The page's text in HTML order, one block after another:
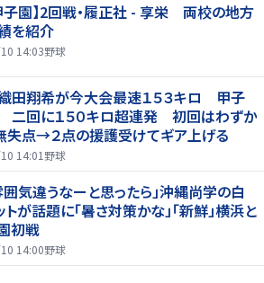
子園】2回戦・履正社 - 享栄 両校の地方
を紹介
14:03野球
翔希が今大会最速１５３キロ 甲子
回に１５０キロ超連発 初回はわずか
失点→２点の援護受けてギア上げる
14:01 野球
囲気違うなーと思ったら」沖縄尚学の白
トが話題に「暑さ対策かな」「新鮮」横浜と
初戦
14:00野球